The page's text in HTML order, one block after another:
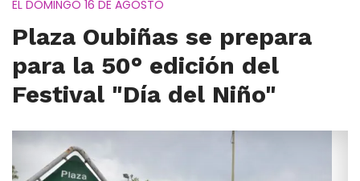
EL DOMINGO 16 DE AGOSTO
Plaza Oubiñas se prepara
para la 50° edición del
Festival "Día del Niño"